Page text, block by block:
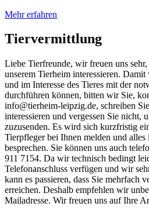
Mehr erfahren
Tiervermittlung
Liebe Tierfreunde, wir freuen uns
unserem Tierheim interessieren.
und im Interesse des Tieres mit der
durchführen können, bitten wir Sie,
info@tierheim-leipzig.de, schreiben
interessieren und vergessen Sie nicht,
zuzusenden. Es wird sich kurzfristig
Tierpfleger bei Ihnen melden und
besprechen. Sie können uns auch
911 7154. Da wir technisch bedingt
Telefonanschluss verfügen und wir
kann es passieren, dass Sie mehrfach
erreichen. Deshalb empfehlen wir
Mailadresse. Wir freuen uns auf Ihre